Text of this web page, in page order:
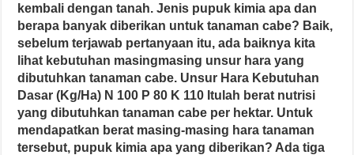
kembali dengan tanah. Jenis pupuk kimia apa dan
berapa banyak diberikan untuk tanaman cabe? Baik,
sebelum terjawab pertanyaan itu, ada baiknya kita
lihat kebutuhan masingmasing unsur hara yang
dibutuhkan tanaman cabe. Unsur Hara Kebutuhan
Dasar (Kg/Ha) N 100 P 80 K 110 Itulah berat nutrisi
yang dibutuhkan tanaman cabe per hektar. Untuk
mendapatkan berat masing-masing hara tanaman
tersebut, pupuk kimia apa yang diberikan? Ada tiga